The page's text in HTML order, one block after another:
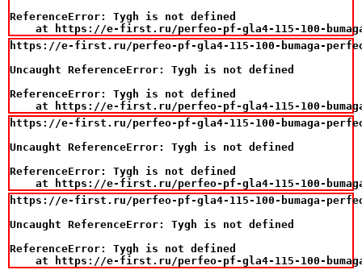
ReferenceError: Tygh is not defined
at https://e-first.ru/perfeo-pf-gla4-115-100-
https://e-first.ru/perfeo-pf-gla4-115-100-bumaga-perfeo-
Uncaught ReferenceError: Tygh is not defined
ReferenceError: Tygh is not defined
at https://e-first.ru/perfeo-pf-gla4-115-100-
https://e-first.ru/perfeo-pf-gla4-115-100-bumaga-perfeo-
Uncaught ReferenceError: Tygh is not defined
ReferenceError: Tygh is not defined
at https://e-first.ru/perfeo-pf-gla4-115-100-
https://e-first.ru/perfeo-pf-gla4-115-100-bumaga-perfeo-
Uncaught ReferenceError: Tygh is not defined
ReferenceError: Tygh is not defined
at https://e-first.ru/perfeo-pf-gla4-115-100-